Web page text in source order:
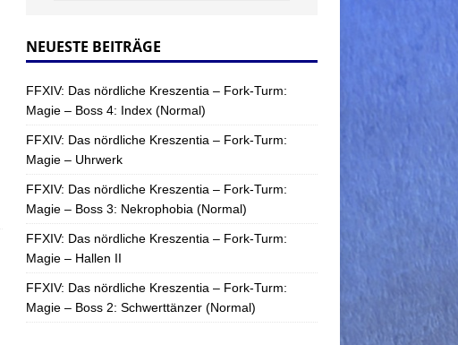
NEUESTE BEITRÄGE
FFXIV: Das nördliche Kreszentia – Fork-Turm:
Magie – Boss 4: Index (Normal)
FFXIV: Das nördliche Kreszentia – Fork-Turm:
Magie – Uhrwerk
FFXIV: Das nördliche Kreszentia – Fork-Turm:
Magie – Boss 3: Nekrophobia (Normal)
FFXIV: Das nördliche Kreszentia – Fork-Turm:
Magie – Hallen II
FFXIV: Das nördliche Kreszentia – Fork-Turm:
Magie – Boss 2: Schwerttänzer (Normal)